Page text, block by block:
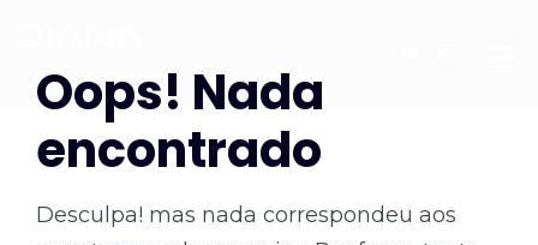
Oops! Nada
encontrado
Desculpa! mas nada correspondeu aos